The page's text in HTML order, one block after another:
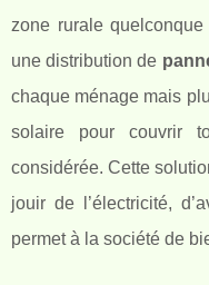
zone rurale
une distribution de
chaque ménage mais
solaire pour couvrir
considérée. Cette
jouir de l’électricité,
permet à la société de